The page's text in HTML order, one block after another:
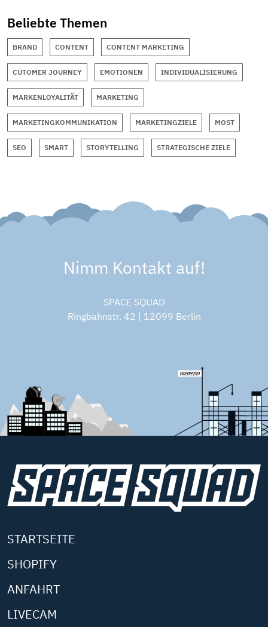
Beliebte Themen
BRAND CONTENT CONTENT MARKETING
CUTOMER JOURNEY EMOTIONEN INDIVIDUALISIERUNG
MARKENLOYALITÄT MARKETING
MARKETINGKOMMUNIKATION MARKETINGZIELE MOST
SEO SMART STORYTELLING STRATEGISCHE ZIELE
Nimm Kontakt auf!
SPACE SQUAD
Ringbahnstr. 42 | 12099 Berlin
STARTSEITE
SHOPIFY
ANFAHRT
LIVECAM